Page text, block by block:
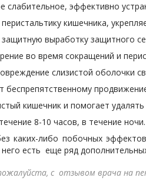
слабительное, эффективно
кишечника,
выработку защитного
во время сокращений и
слизистой оболочки
беспрепятственному
кишечник и помогает
8-10 часов, в течение ночи.
каких-либо побочных
него есть еще ряд
с отзывом врача на